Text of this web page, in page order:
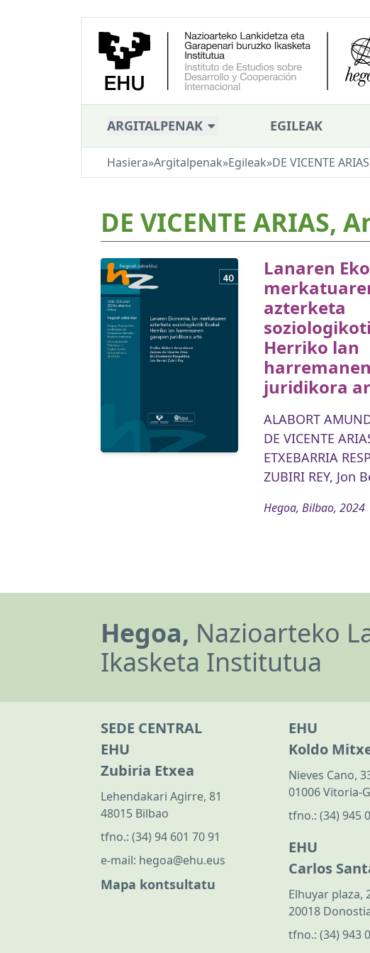
ARGITALPENAK EGILEAK
Hasiera»Argitalpenak»Egileak»DE VICENTE
DE VICENTE ARIAS,
Lanaren
azterketa
Herriko lan
juridikora
ALABORT
DE VICENTE
ETXEBARRIA
ZUBIRI REY, Jon
Hegoa, Bilbao, 2024
Hegoa, Nazioarteko
Ikasketa Institutua
SEDE CENTRAL
EHU
Zubiria Etxea
Lehendakari Agirre, 81
48015 Bilbao
tfno.: (34) 94 601 70 91
e-mail: hegoa@ehu.eus
Mapa kontsultatu
EHU
Koldo
Nieves Cano,
01006 Vitoria-
tfno.: (34) 945
EHU
Carlos
Elhuyar plaza,
20018
tfno.: (34) 943